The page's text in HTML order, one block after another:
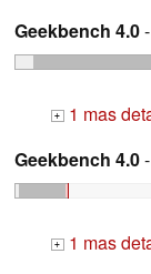
Geekbench 4.0
+ 1 mas
Geekbench 4.0
+ 1 mas